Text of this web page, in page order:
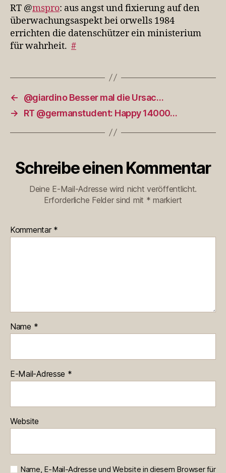
und
fixie…
RT @mspro: aus angst und fixierung auf den
überwachungsaspekt bei orwells 1984
errichten die datenschützer ein ministerium
für wahrheit. #
←
@giardino Besser mal die Ursac…
→
RT @germanstudent: Happy 14000…
Schreibe einen Kommentar
Deine E-Mail-Adresse wird nicht veröffentlicht.
Erforderliche Felder sind mit * markiert
Kommentar *
Name *
E-Mail-Adresse *
Website
Name, E-Mail-Adresse und Website in diesem Browser für